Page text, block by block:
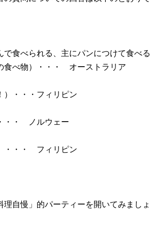
で食べられる、主にパンにつけて食べる
の食べ物）・・・ オーストラリ
）・・・フィリピン
・ ノルウェー
・・・ フィリピン
自慢」的パーティーを開いてみましょ